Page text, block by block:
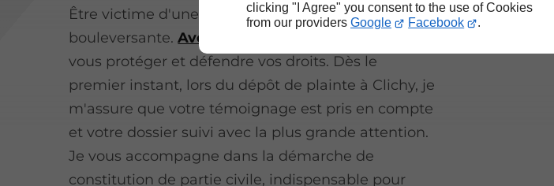
clicking "I Agree" you consent to the use of Cookies
from our providers Google Facebook .
Être victime d'une infraction est une situation
bouleversante.Avocat pénaliste
vous protéger et défendre vos droits. Dès le
premier instant, lors du dépôt de plainte à Clichy, je
m'assure que votre témoignage est pris en compte
et votre dossier suivi avec la plus grande attention.
Je vous accompagne dans la démarche de
constitution de partie civile, indispensable pour